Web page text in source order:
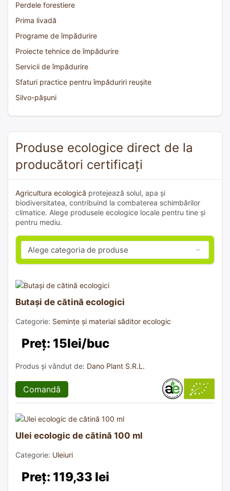
Perdele forestiere
Prima livadă
Programe de împădurire
Proiecte tehnice de împădurire
Servicii de împădurire
Sfaturi practice pentru împăduriri reușite
Silvo-pășuni
Produse ecologice direct de la
producători certificați
Agricultura ecologică protejează solul, apa și
biodiversitatea, contribuind la combaterea schimbărilor
climatice. Alege produsele ecologice locale pentru tine și
pentru mediu.
Butași de cătină ecologici
Categorie: Semințe și material săditor ecologic
Preț: 15lei/buc
Produs și vândut de: Dano Plant S.R.L.
Comandă
Ulei ecologic de cătină 100 ml
Categorie: Uleiuri
Preț: 119,33 lei